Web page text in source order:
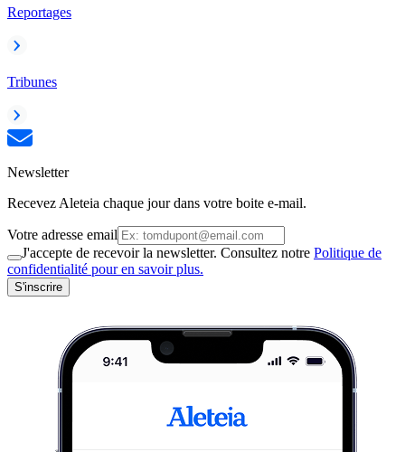
Reportages
Tribunes
Newsletter
Recevez Aleteia chaque jour dans votre boite e-mail.
Votre adresse email
J'accepte de recevoir la newsletter. Consultez notre Politique de
confidentialité pour en savoir plus.
S'inscrire